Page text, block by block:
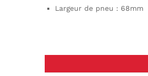
Largeur de pneu : 68mm